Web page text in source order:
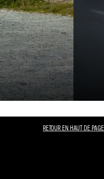
RETOUR EN HAUT DE PAGE